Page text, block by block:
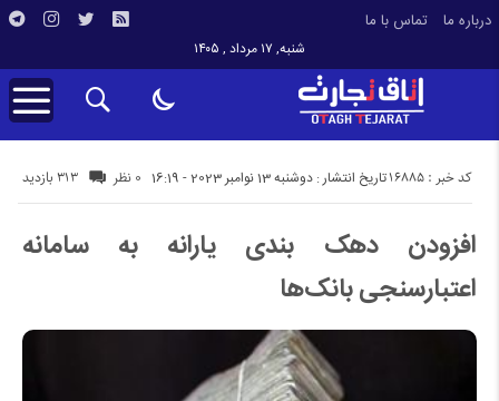
درباره ما تماس با ما
شنبه, ۱۷ مرداد , ۱۴۰۵
تاریخ انتشار : دوشنبه 13 نوامبر 2023 - 16:19 313 بازدید کد خبر : 16885 0 نظر
افزودن دهک بندی یارانه به سامانه
اعتبارسنجی بانک‌ها